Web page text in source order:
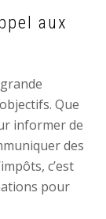
aux
Que
informer de
des
c’est
pour